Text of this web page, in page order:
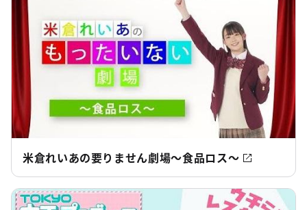
米倉れいあの要りません劇場～食品ロス～